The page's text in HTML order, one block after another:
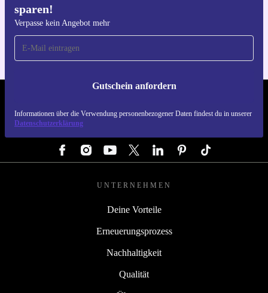
sparen!
Verpasse kein Angebot mehr
Gutschein anfordern
Informationen über die Verwendung personenbezogener Daten findest du in unserer
Datenschutzerklärung
Für iOS und Android
UNTERNEHMEN
Deine Vorteile
Erneuerungsprozess
Nachhaltigkeit
Qualität